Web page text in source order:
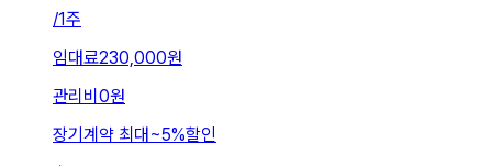
/1주
임대료230,000원
관리비 0원
장기계약 최대 ~5%할인